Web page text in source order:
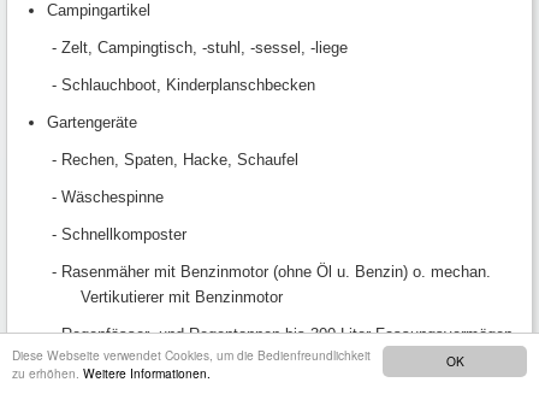
OK
Diese Webseite verwendet Cookies, um die Bedienfreundlichkeit
zu erhöhen. Weitere Informationen.
Campingartikel
- Zelt, Campingtisch, -stuhl, -sessel, -liege
- Schlauchboot, Kinderplanschbecken
Gartengeräte
- Rechen, Spaten, Hacke, Schaufel
- Wäschespinne
- Schnellkomposter
- Rasenmäher mit Benzinmotor (ohne Öl u. Benzin) o. mechan.
Vertikutierer mit Benzinmotor
- Regenfässer- und Regentonnen bis 300 Liter Fassungsvermögen
Gartenmöbel